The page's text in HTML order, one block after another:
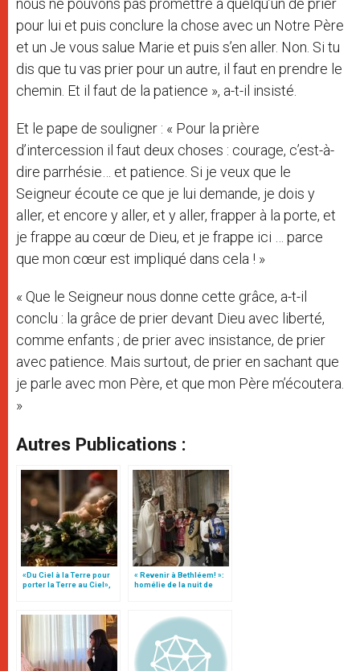
nous ne pouvons pas promettre à quelqu’un de prier
pour lui et puis conclure la chose avec un Notre Père
et un Je vous salue Marie et puis s’en aller. Non. Si tu
dis que tu vas prier pour un autre, il faut en prendre le
chemin. Et il faut de la patience », a-t-il insisté.
Et le pape de souligner : « Pour la prière
d’intercession il faut deux choses : courage, c’est-à-
dire parrhésie… et patience. Si je veux que le
Seigneur écoute ce que je lui demande, je dois y
aller, et encore y aller, et y aller, frapper à la porte, et
je frappe au cœur de Dieu, et je frappe ici … parce
que mon cœur est impliqué dans cela ! »
« Que le Seigneur nous donne cette grâce, a-t-il
conclu : la grâce de prier devant Dieu avec liberté,
comme enfants ; de prier avec insistance, de prier
avec patience. Mais surtout, de prier en sachant que
je parle avec mon Père, et que mon Père m’écoutera.
»
Autres Publications :
«Du Ciel à la Terre pour
porter la Terre au Ciel»,
« Revenir à Bethléem! »:
homélie de la nuit de
Noël (texte complet)